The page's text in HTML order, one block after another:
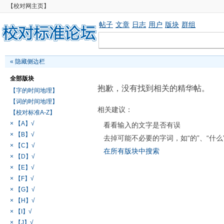
【校对网主页】
帖子 文章 日志 用户 版块 群组
« 隐藏侧边栏
全部版块
【字的时间地理】
【词的时间地理】
【校对标准A-Z】
× 【A】√
× 【B】√
× 【C】√
× 【D】√
× 【E】√
× 【F】√
× 【G】√
× 【H】√
× 【I】√
× 【J】√
抱歉，没有找到相关的精华帖。
相关建议：
看看输入的文字是否有误
去掉可能不必要的字词，如“的”、“什么
在所有版块中搜索